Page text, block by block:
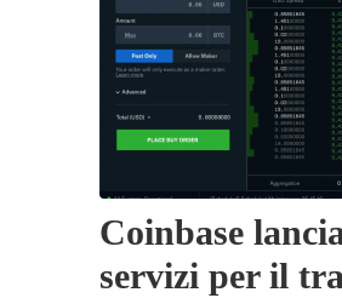
Coinbase
servizi per il